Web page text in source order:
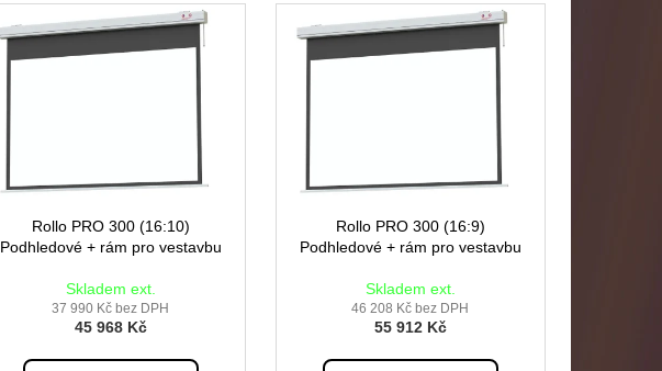
Rollo PRO 300 (16:10)
Podhledové + rám pro vestavbu
Skladem ext.
37 990 Kč bez DPH
45 968 Kč
Rollo PRO 300 (16:9)
Podhledové + rám pro vestavbu
Skladem ext.
46 208 Kč bez DPH
55 912 Kč